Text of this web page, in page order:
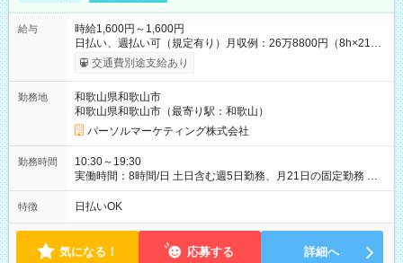
給与
時給1,600円～1,600円
日払い、週払い可（規定有り）月収例：26万8800円（8h×21
日） 【試用期間】試用期間なし
交通費別途支給あり
勤務地
和歌山県和歌山市
和歌山県和歌山市（最寄り駅：和歌山）
パーソルマーケティング株式会社
勤務時間
10:30～19:30
実働時間：8時間/日 土日含む週5日勤務、月21日の固定勤務 ※
実働8h/休憩1h勤務、残業ほぼ無し（5h/月）
特徴 日払いOK
気になる！ 応募する 詳細へ